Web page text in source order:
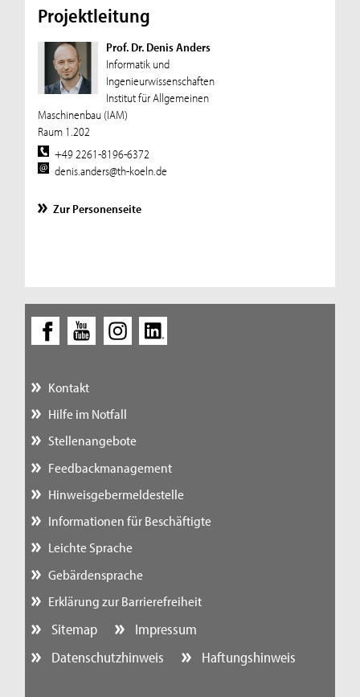
Projektleitung
Prof. Dr. Denis Anders
Informatik und
Ingenieurwissenschaften
Institut für Allgemeinen
Maschinenbau (IAM)
Raum 1.202
+49 2261-8196-6372
denis.anders@th-koeln.de
Zur Personenseite
Kontakt
Hilfe im Notfall
Stellenangebote
Feedbackmanagement
Hinweisgebermeldestelle
Informationen für Beschäftigte
Leichte Sprache
Gebärdensprache
Erklärung zur Barrierefreiheit
Sitemap
Impressum
Datenschutzhinweis
Haftungshinweis